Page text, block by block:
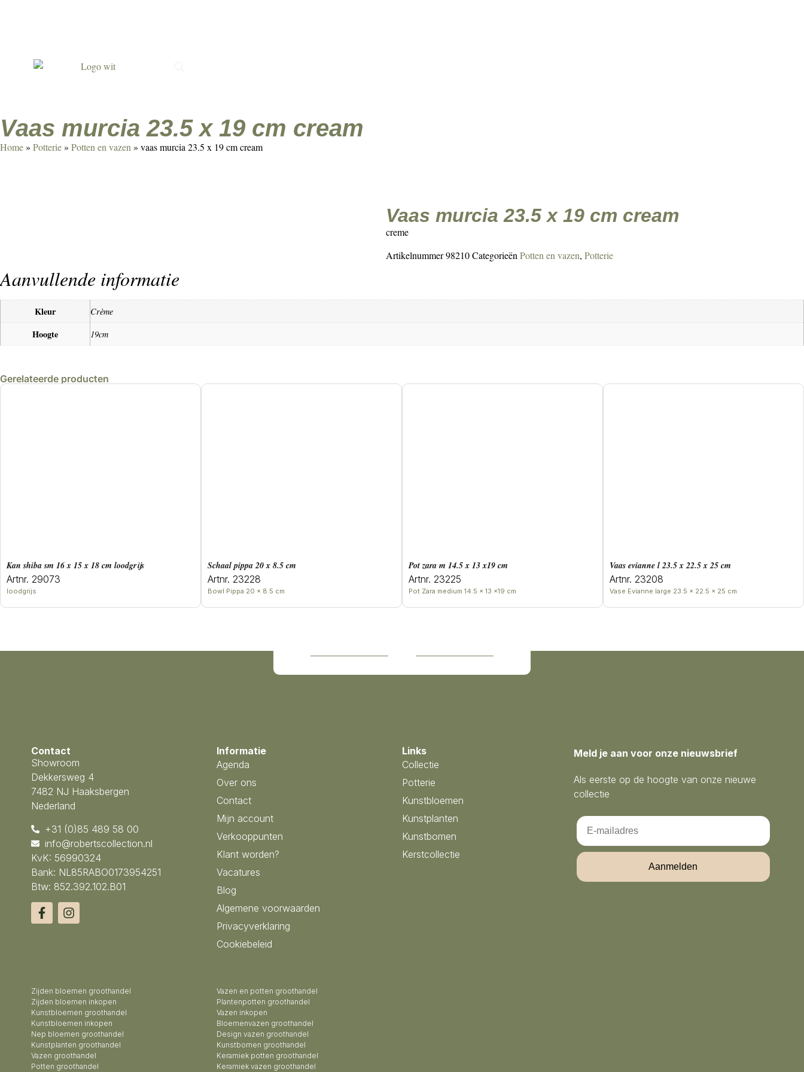
vaas murcia 23.5 x 19 cm cream
Home» Potterie» Potten en vazen » vaas murcia 23.5 x 19 cm cream
vaas murcia 23.5 x 19 cm cream
creme
Artikelnummer98210Categorieën Potten en vazen,Potterie
Aanvullende informatie
Kleur Crème
Hoogte 19cm
Gerelateerde producten
Kan shiba sm 16 x 15 x 18 cm loodgrijs
Artnr. 29073
loodgrijs
Schaal pippa 20 x 8.5 cm
Artnr. 23228
Bowl Pippa 20 x 8.5 cm
Pot zara m 14.5 x 13 x19 cm
Artnr. 23225
Pot Zara medium 14.5 x 13 x19 cm
Vaas evianne l 23.5 x 22.5 x 25 cm
Artnr. 23208
Vase Evianne large 23.5 x 22.5 x 25 cm
Contact
Showroom
Dekkersweg 4
7482 NJ Haaksbergen
Nederland
+31 (0)85 489 58 00
info@robertscollection.nl
KvK: 56990324
Bank: NL85RABO0173954251
Btw: 852.392.102.B01
Informatie
Agenda
Over ons
Contact
Mijn account
Verkooppunten
Klant worden?
Vacatures
Blog
Algemene voorwaarden
Privacyverklaring
Cookiebeleid
Links
Collectie
Potterie
Kunstbloemen
Kunstplanten
Kunstbomen
Kerstcollectie
Meld je aan voor onze nieuwsbrief
Als eerste op de hoogte van onze nieuwe
collectie
Email
Aanmelden
Zijden bloemen groothandel
Zijden bloemen inkopen
Kunstbloemen groothandel
Kunstbloemen inkopen
Nep bloemen groothandel
Kunstplanten groothandel
Vazen groothandel
Potten groothandel
Vazen en potten groothandel
Plantenpotten groothandel
Vazen inkopen
Bloemenvazen groothandel
Design vazen groothandel
Kunstbomen groothandel
Keramiek potten groothandel
Keramiek vazen groothandel